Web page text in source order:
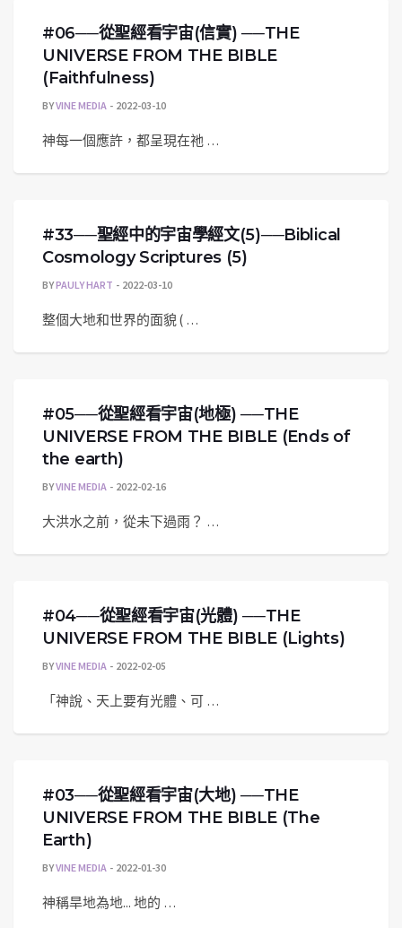
#06──從聖經看宇宙(信實) ──THE
UNIVERSE FROM THE BIBLE
(Faithfulness)
BYVINE MEDIA 2022-03-10
神每一個應許，都呈現在祂 …
#33──聖經中的宇宙學經文(5)──Biblical
Cosmology Scriptures (5)
BYPAULY HART 2022-03-10
整個大地和世界的面貌 ( …
#05──從聖經看宇宙(地極) ──THE
UNIVERSE FROM THE BIBLE (Ends of
the earth)
BYVINE MEDIA 2022-02-16
大洪水之前，從未下過雨？ …
#04──從聖經看宇宙(光體) ──THE
UNIVERSE FROM THE BIBLE (Lights)
BYVINE MEDIA 2022-02-05
「神說、天上要有光體、可 …
#03──從聖經看宇宙(大地) ──THE
UNIVERSE FROM THE BIBLE (The
Earth)
BYVINE MEDIA 2022-01-30
神稱旱地為地... 地的 …